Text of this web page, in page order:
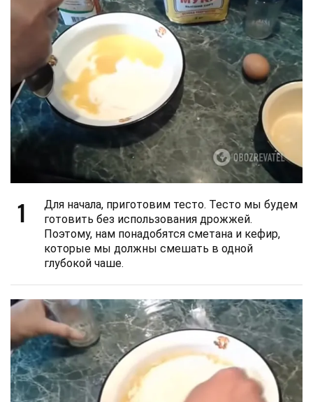
1
Для начала, приготовим тесто. Тесто мы будем
готовить без использования дрожжей.
Поэтому, нам понадобятся сметана и кефир,
которые мы должны смешать в одной
глубокой чаше.